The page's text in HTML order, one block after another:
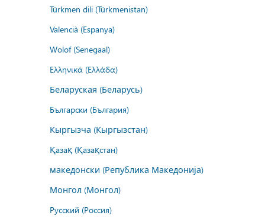
Türkmen dili (Türkmenistan)
Valencià (Espanya)
Wolof (Senegaal)
Ελληνικά (Ελλάδα)
Беларуская (Беларусь)
Български (България)
Кыргызча (Кыргызстан)
Қазақ (Қазақстан)
македонски (Република Македонија)
Монгол (Монгол)
Русский (Россия)